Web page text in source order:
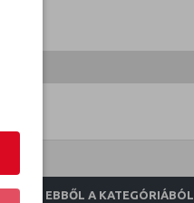
EBBŐL A KATEGÓRIÁBÓL